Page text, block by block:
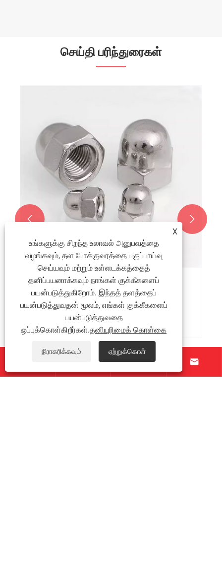
செய்தி பரிந்துரைகள்
சரியான M8 டோம் நட்டு எவ்வாறு தேர்வு
செய்வது
மேலும் பார்க்க >>
 
எங்களைப் பற்றி
 
X
உங்களுக்கு சிறந்த உலாவல் அனுபவத்தை
வழங்கவும், தள போக்குவரத்தை பகுப்பாய்வு
செய்யவும் மற்றும் உள்ளடக்கத்தைத்
தனிப்பயனாக்கவும் நாங்கள் குக்கீகளைப்
பயன்படுத்துகிறோம். இந்தத் தளத்தைப்
பயன்படுத்துவதன் மூலம், எங்கள் குக்கீகளைப்
பயன்படுத்துவதை
ஒப்புக்கொள்கிறீர்கள்.தனியுரிமைக் கொள்கை
நிராகரிக்கவும் ஏற்றுக்கொள்